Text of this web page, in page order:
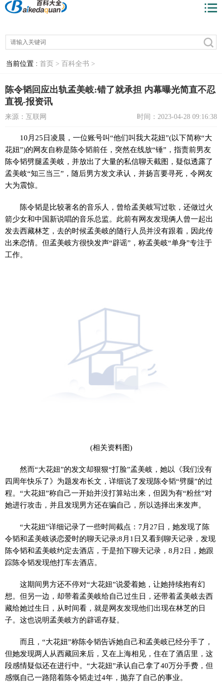
当前位置 : 首页 > 百科全书 >
陈令韬回应出轨孟美岐:错了就承担 内幕曝光简直不忍
直视-报资讯
来源：互联网 时间：2023-04-28 09:16:38
10月25日凌晨，一位账号叫“他们叫我大花妞”(以下简称“大
花妞”)的网友自称是陈令韬前任，突然在线放“锤”，指责前男友
陈令韬劈腿孟美岐，并放出了大量的私信聊天截图，疑似透露了
孟美岐“知三当三”，随后男方发文承认，并扬言要寻死，令网友
大为震惊。
陈令韬是比较著名的音乐人，曾给孟美岐写过歌，还做过火
箭少女和中国新说唱的音乐总监。此前有网友发现俩人曾一起出
发去西藏林芝，去的时候孟美岐的随行人员并没有跟着，因此传
出来恋情。但孟美岐方很快发声“辟谣”，称孟美岐“单身”专注于
工作。
(相关资料图)
然而“大花妞”的发文却狠狠“打脸”孟美岐，她以《我们没有
四周年快乐了》为题发布长文，详细说了发现陈令韬“劈腿”的过
程。“大花妞”称自己一开始并没打算站出来，但因为有“粉丝”对
她进行攻击，并且发现男方还在骗自己，所以选择出来发声。
“大花妞”详细记录了一些时间截点：7月27日，她发现了陈
令韬和孟美岐谈恋爱时的聊天记录;8月1日又看到聊天记录，发现
陈令韬和孟美岐约定去酒店，于是拍下聊天记录，8月2日，她跟
踪陈令韬发现他打车去酒店。
这期间男方还不停对“大花妞”说爱着她，让她持续抱有幻
想。但另一边，却带着孟美岐给自己过生日，还带着孟美岐去西
藏给她过生日，从时间看，就是网友发现他们出现在林芝的日
子。这也说明孟美岐方的辟谣存疑。
而且，“大花妞”称陈令韬告诉她自己和孟美岐已经分手了，
但她发现两人从西藏回来后，又在上海相见，住在了酒店里，这
段感情疑似还在进行中。“大花妞”承认自己拿了40万分手费，但
感慨自己一路陪着陈令韬走过4年，抛弃了自己的事业。